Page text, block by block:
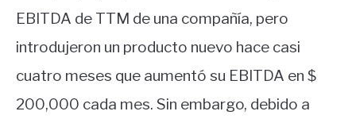
EBITDA de TTM de una compañía, pero
introdujeron un producto nuevo hace casi
cuatro meses que aumentó su EBITDA en $
200,000 cada mes. Sin embargo, debido a